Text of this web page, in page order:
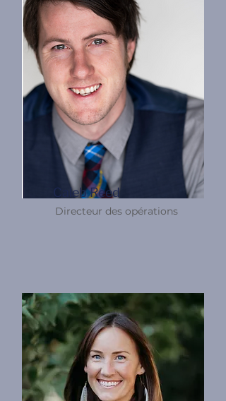
Caleb Reed
Directeur des opérations